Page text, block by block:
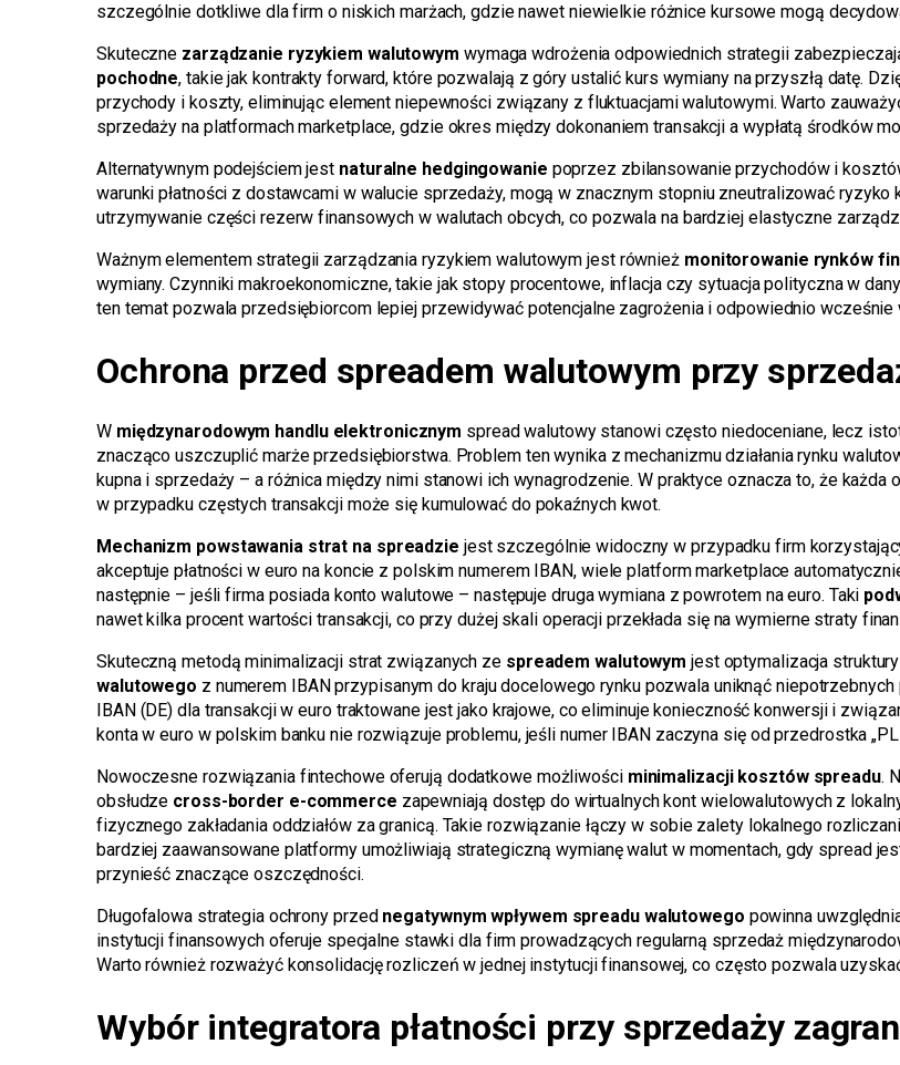
szczególnie dotkliwe dla firm o niskich marżach, gdzie nawet niewielkie różnice kursowe mogą
Skuteczne zarządzanie ryzykiem walutowym wymaga wdrożenia odpowiednich strategii
pochodne, takie jak kontrakty forward, które pozwalają z góry ustalić kurs wymiany na przyszłą datę.
przychody i koszty, eliminując element niepewności związany z fluktuacjami walutowymi. Warto
sprzedaży na platformach marketplace, gdzie okres między dokonaniem transakcji a wypłatą środków
Alternatywnym podejściem jest naturalne hedgingowanie poprzez zbilansowanie przychodów i
warunki płatności z dostawcami w walucie sprzedaży, mogą w znacznym stopniu zneutralizować
utrzymywanie części rezerw finansowych w walutach obcych, co pozwala na bardziej elastyczne
Ważnym elementem strategii zarządzania ryzykiem walutowym jest również monitorowanie rynków
wymiany. Czynniki makroekonomiczne, takie jak stopy procentowe, inflacja czy sytuacja polityczna w
ten temat pozwala przedsiębiorcom lepiej przewidywać potencjalne zagrożenia i odpowiednio wcześnie
Ochrona przed spreadem walutowym przy
W międzynarodowym handlu elektronicznym spread walutowy stanowi często niedoceniane, lecz
znacząco uszczuplić marże przedsiębiorstwa. Problem ten wynika z mechanizmu działania rynku
kupna i sprzedaży – a różnica między nimi stanowi ich wynagrodzenie. W praktyce oznacza to, że
w przypadku częstych transakcji może się kumulować do pokaźnych kwot.
Mechanizm powstawania strat na spreadzie jest szczególnie widoczny w przypadku firm
akceptuje płatności w euro na koncie z polskim numerem IBAN, wiele platform marketplace
następnie – jeśli firma posiada konto walutowe – następuje druga wymiana z powrotem na euro. Taki
nawet kilka procent wartości transakcji, co przy dużej skali operacji przekłada się na wymierne straty
Skuteczną metodą minimalizacji strat związanych ze spreadem walutowym jest optymalizacja
walutowego z numerem IBAN przypisanym do kraju docelowego rynku pozwala uniknąć
IBAN (DE) dla transakcji w euro traktowane jest jako krajowe, co eliminuje konieczność konwersji i
konta w euro w polskim banku nie rozwiązuje problemu, jeśli numer IBAN zaczyna się od przedrostka
Nowoczesne rozwiązania fintechowe oferują dodatkowe możliwości minimalizacji kosztów spreadu.
obsłudze cross-border e-commerce zapewniają dostęp do wirtualnych kont wielowalutowych z
fizycznego zakładania oddziałów za granicą. Takie rozwiązanie łączy w sobie zalety lokalnego
bardziej zaawansowane platformy umożliwiają strategiczną wymianę walut w momentach, gdy spread
przynieść znaczące oszczędności.
Długofalowa strategia ochrony przed negatywnym wpływem spreadu walutowego powinna
instytucji finansowych oferuje specjalne stawki dla firm prowadzących regularną sprzedaż
Warto również rozważyć konsolidację rozliczeń w jednej instytucji finansowej, co często pozwala
Wybór integratora płatności przy sprzedaży